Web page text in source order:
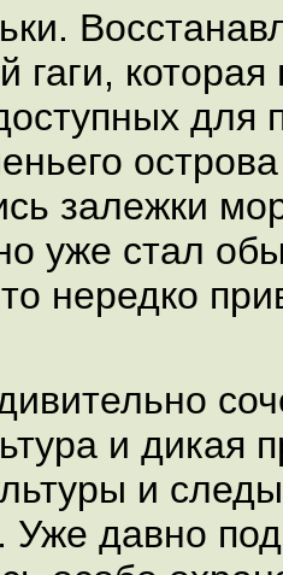
гаги, которая
для
залежки
уже стал
нередко
и дикая
и
Уже давно